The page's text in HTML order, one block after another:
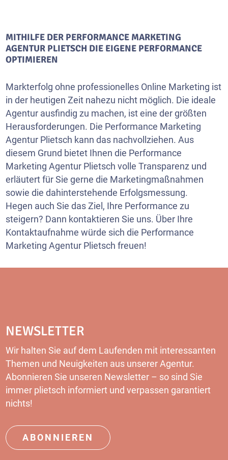
MITHILFE DER PERFORMANCE MARKETING
AGENTUR PLIETSCH DIE EIGENE PERFORMANCE
OPTIMIEREN
Markterfolg ohne professionelles Online Marketing ist
in der heutigen Zeit nahezu nicht möglich. Die ideale
Agentur ausfindig zu machen, ist eine der größten
Herausforderungen. Die Performance Marketing
Agentur Plietsch kann das nachvollziehen. Aus
diesem Grund bietet Ihnen die Performance
Marketing Agentur Plietsch volle Transparenz und
erläutert für Sie gerne die Marketingmaßnahmen
sowie die dahinterstehende Erfolgsmessung.
Hegen auch Sie das Ziel, Ihre Performance zu
steigern? Dann kontaktieren Sie uns. Über Ihre
Kontaktaufnahme würde sich die Performance
Marketing Agentur Plietsch freuen!
NEWSLETTER
Wir halten Sie auf dem Laufenden mit interessanten
Themen und Neuigkeiten aus unserer Agentur.
Abonnieren Sie unseren Newsletter – so sind Sie
immer plietsch informiert und verpassen garantiert
nichts!
ABONNIEREN